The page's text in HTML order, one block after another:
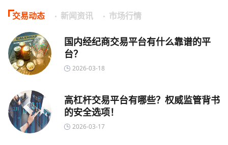
交易动态 新闻资讯 市场行情
国内经纪商交易平台有什么靠谱的平
台？
2026-03-18
高杠杆交易平台有哪些？权威监管背书
的安全选项！
2026-03-17